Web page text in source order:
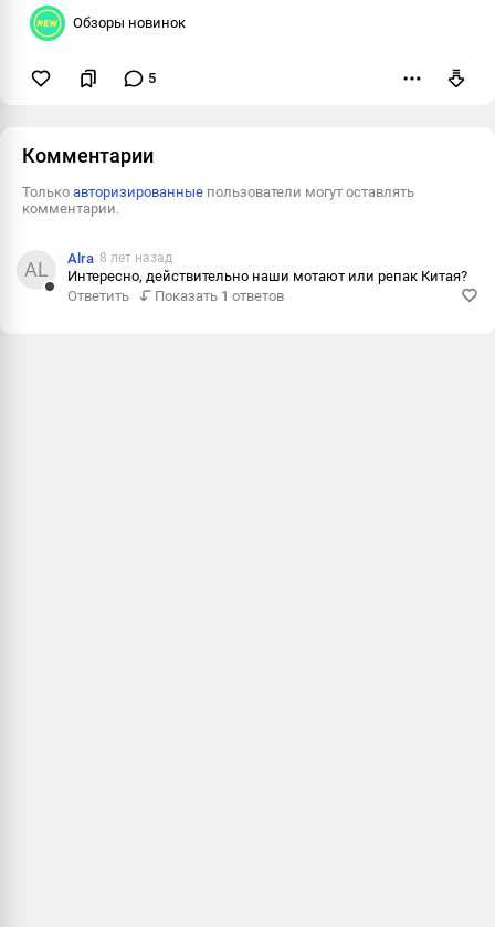
Обзоры новинок
5
Комментарии
Только авторизированные пользователи могут оставлять
комментарии.
AL Alra 8 лет назад
Интересно, действительно наши мотают или репак Китая?
Ответить
Показать 1 ответов Ответить